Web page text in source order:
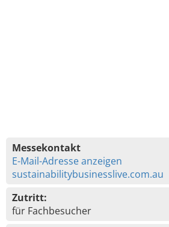
Messekontakt
E-Mail-Adresse anzeigen
sustainabilitybusinesslive.com.au
Zutritt:
für Fachbesucher